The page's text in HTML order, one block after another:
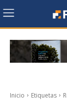
Inicio Etiquetas